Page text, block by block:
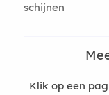
schijnen
Klik op een